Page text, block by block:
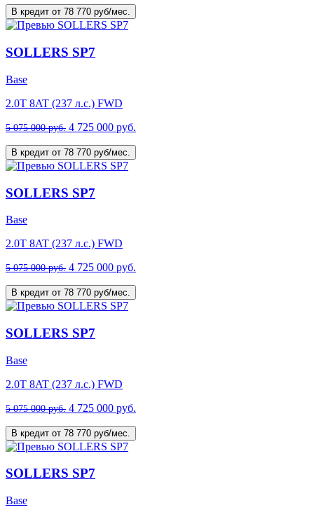
В кредит от 78 770 руб/мес.
SOLLERS SP7
Base
2.0T 8AT (237 л.с.) FWD
5 075 000 руб. 4 725 000 руб.
В кредит от 78 770 руб/мес.
SOLLERS SP7
Base
2.0T 8AT (237 л.с.) FWD
5 075 000 руб. 4 725 000 руб.
В кредит от 78 770 руб/мес.
SOLLERS SP7
Base
2.0T 8AT (237 л.с.) FWD
5 075 000 руб. 4 725 000 руб.
В кредит от 78 770 руб/мес.
SOLLERS SP7
Base